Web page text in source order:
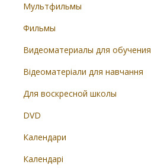
Мультфильмы
Фильмы
Видеоматериалы для обучения
Відеоматеріали для навчання
Для воскресной школы
DVD
Календари
Календарі